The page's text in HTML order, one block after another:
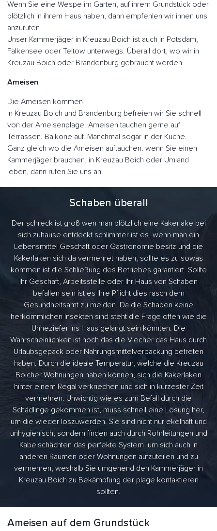
Wenn Sie eine Wespe im Garten, auf ihrem Grundstück oder
plötzlich in ihrem Haus haben, dann empfehlen wir ihnen uns
anzurufen
Unser Kammerjäger in Kreuzau Boich ist auch in Potsdam,
Falkensee oder Teltow unterwegs. Überall dort, wo wir in
Kreuzau Boich oder Brandenburg gebraucht werden.
Ameisen
Die Ameisen kommen
In Kreuzau Boich und Brandenburg befreien wir Sie schnell
von der Ameisenplage. Ameisen tauchen gerne auf
Terrassen. Balkone auf. Manchmal sogar in der Küche.
Ganz gleich wo die Ameisen auftauchen. wenn Sie einen
Kammerjäger brauchen, in Kreuzau Boich oder Umland
leben, dann rufen Sie uns an.
Schaben überall
Der schreck ist groß wen man plötzlich eine Kakerlake bei
sich zuhause entdeckt schlimmer ist es, wenn man ein
Lebensmittel Geschäft oder Gastronomie besitz und die
Kakerlaken sich da vermehret haben, sollte es zu sowas
kommen ist die Schließung des Betriebes garantiert. Sollte
Ihr Geschäft, Arbeitsstelle oder Ihr Haus von Schaben
befallen sein ist es Ihre Pflicht dies rasch dem
Gesundheitsamt zu melden. Da die Schaben keine
herkömmlichen Insekten sind steht die Frage offen wie die
Unheziefer ins Haus gelangt sein könnten. Die
Wahrscheinlichkeit ist hoch das die Viecher das Haus durch
Urlaubsgepäck oder Nahrungsmittelverpackung betreten
haben. Durch die ideale Temperatur, welche die Kreuzau
Boicher Wohnungen haben können, sich die Kakerlaken
hinter einem Regal verkriechen und sich in kürzester Zeit
vermehren. Unwichtig wie es zum Befall durch die
Schädlinge gekommen ist, muss schnell eine Lösung her,
um die wieder loszuwerden. Sie sind nicht nur ekelhaft und
unhygienisch, sondern finden auch durch Rohrleitungen und
Kabelschächten das perfekte System, um sich auch in
anderen Räumen oder Wohnungen aufzuteilen und zu
vermehren, weshalb Sie umgehend den Kammerjäger in
Kreuzau Boich zu Bekämpfung der plage kontaktieren
sollten.
Ameisen auf dem Grundstück